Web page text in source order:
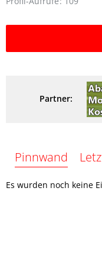
Partner:
Pinnwand
Es wurden noch keine